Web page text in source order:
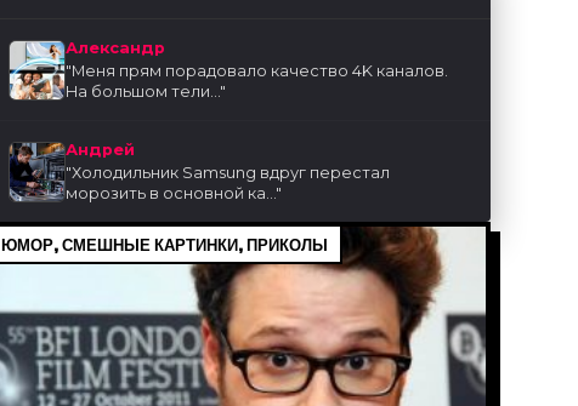
Александр
"Меня прям порадовало качество 4K каналов.
На большом тели..."
Андрей
"Холодильник Samsung вдруг перестал
морозить в основной ка..."
ЮМОР, СМЕШНЫЕ КАРТИНКИ, ПРИКОЛЫ